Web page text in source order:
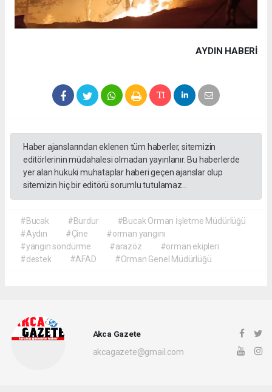
AYDIN HABERİ
Haber ajanslarından eklenen tüm haberler, sitemizin
editörlerinin müdahalesi olmadan yayınlanır. Bu haberlerde
yer alan hukuki muhataplar haberi geçen ajanslar olup
sitemizin hiç bir editörü sorumlu tutulamaz...
#Bucak #Burdur
#Bucak Orman İşletme Müdürlüğü
#Aydın
#Çine
#orman yangını
#yangın söndürme
#arazöz
#orman ekipleri
#destek
#AFAD #Orman Genel Müdürlüğü
Akca Gazete
akcagazete@gmail.com